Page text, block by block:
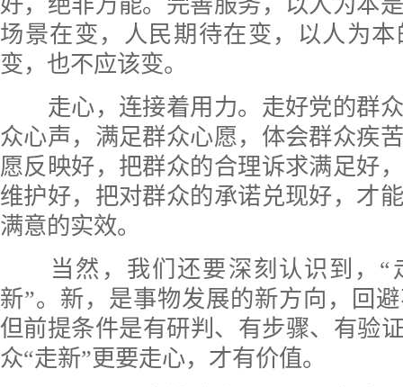
场景在变，人民期待在变，以人为
变，也不应该变。
走心，连接着用力。走好党的群众
众心声，满足群众心愿，体会群众疾
愿反映好，把群众的合理诉求满足好
维护好，把对群众的承诺兑现好，才
满意的实效。
当然，我们还要深刻认识到，“
新”。新，是事物发展的新方向，回
但前提条件是有研判、有步骤、有验
众“走新”更要走心，才有价值。